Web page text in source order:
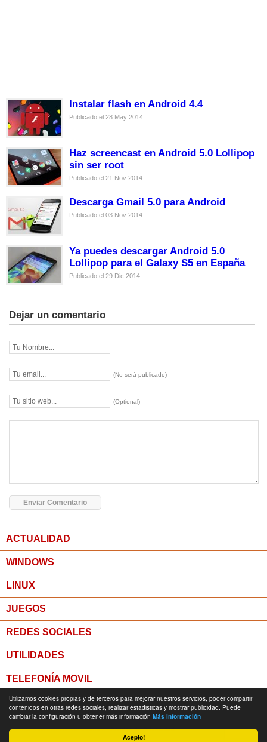
Acepto!
Utilizamos cookies propias y de terceros para mejorar nuestros servicios, poder compartir
contenidos en otras redes sociales, realizar estadisticas y mostrar publicidad. Puede
cambiar la configuración u obtener más información Más información
Instalar flash en Android 4.4
Publicado el 28 May 2014
Haz screencast en Android 5.0 Lollipop
sin ser root
Publicado el 21 Nov 2014
Descarga Gmail 5.0 para Android
Publicado el 03 Nov 2014
Ya puedes descargar Android 5.0
Lollipop para el Galaxy S5 en España
Publicado el 29 Dic 2014
Dejar un comentario
(No será publicado)
(Optional)
ACTUALIDAD
WINDOWS
LINUX
JUEGOS
REDES SOCIALES
UTILIDADES
TELEFONÍA MOVIL
MICROPOST
© Todos los derechos reservados -Política de Privacidad